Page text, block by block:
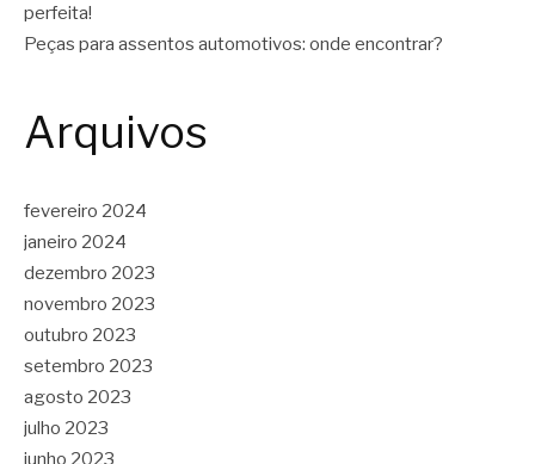
perfeita!
Peças para assentos automotivos: onde encontrar?
Arquivos
fevereiro 2024
janeiro 2024
dezembro 2023
novembro 2023
outubro 2023
setembro 2023
agosto 2023
julho 2023
junho 2023